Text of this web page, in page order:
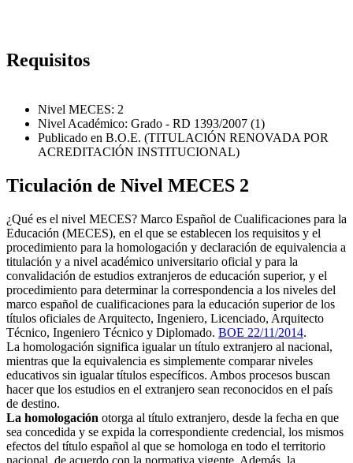
Requisitos
Nivel MECES: 2
Nivel Académico: Grado - RD 1393/2007 (1)
Publicado en B.O.E. (TITULACIÓN RENOVADA POR
ACREDITACIÓN INSTITUCIONAL)
Ticulación de Nivel MECES 2
¿Qué es el nivel MECES? Marco Español de Cualificaciones para la
Educación (MECES), en el que se establecen los requisitos y el
procedimiento para la homologación y declaración de equivalencia a
titulación y a nivel académico universitario oficial y para la
convalidación de estudios extranjeros de educación superior, y el
procedimiento para determinar la correspondencia a los niveles del
marco español de cualificaciones para la educación superior de los
títulos oficiales de Arquitecto, Ingeniero, Licenciado, Arquitecto
Técnico, Ingeniero Técnico y Diplomado. BOE 22/11/2014.
La homologación significa igualar un título extranjero al nacional,
mientras que la equivalencia es simplemente comparar niveles
educativos sin igualar títulos específicos. Ambos procesos buscan
hacer que los estudios en el extranjero sean reconocidos en el país
de destino.
La homologación otorga al título extranjero, desde la fecha en que
sea concedida y se expida la correspondiente credencial, los mismos
efectos del título español al que se homologa en todo el territorio